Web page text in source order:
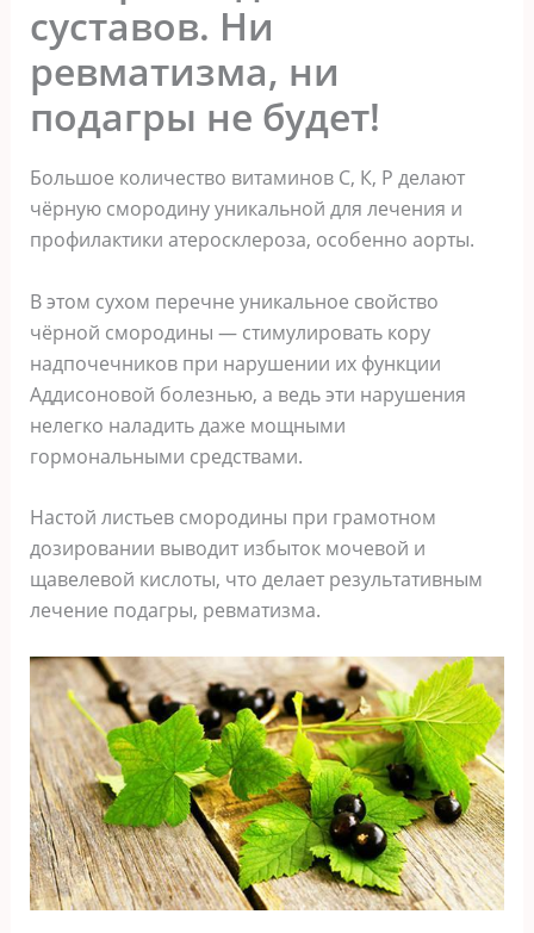
суставов. Ни
ревматизма, ни
подагры не будет!
Большое количество витаминов С, К, Р делают
чёрную смородину уникальной для лечения и
профилактики атеросклероза, особенно аорты.
В этом сухом перечне уникальное свойство
чёрной смородины — стимулировать кору
надпочечников при нарушении их функции
Аддисоновой болезнью, а ведь эти нарушения
нелегко наладить даже мощными
гормональными средствами.
Настой листьев смородины при грамотном
дозировании выводит избыток мочевой и
щавелевой кислоты, что делает результативным
лечение подагры, ревматизма.